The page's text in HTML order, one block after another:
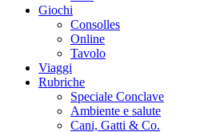
Giochi
Consolles
Online
Tavolo
Viaggi
Rubriche
Speciale Conclave
Ambiente e salute
Cani, Gatti & Co.